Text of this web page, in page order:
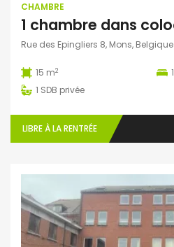
CHAMBRE
Rue des Epingliers 8, Mons, Belgique
15 m2 1
1 SDB privée
LIBRE À LA RENTRÉE